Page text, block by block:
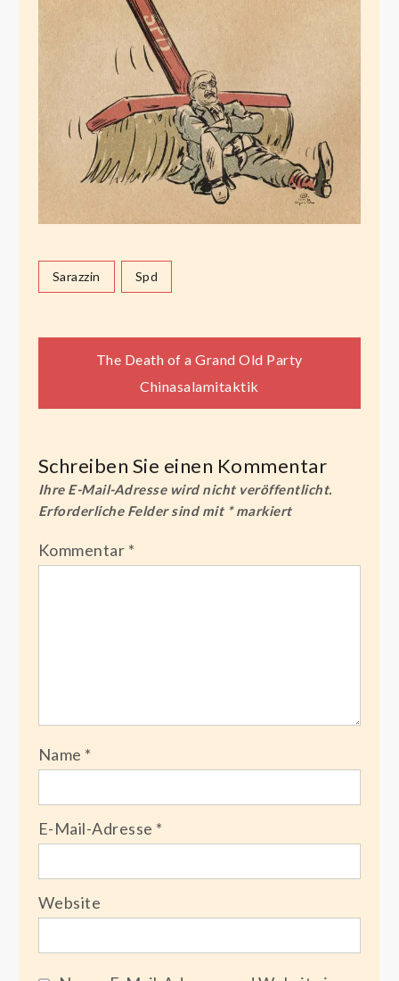
Sarazzin Spd
Beitragsnavigation
The Death of a Grand Old Party
Chinasalamitaktik
Schreiben Sie einen Kommentar
Ihre E-Mail-Adresse wird nicht veröffentlicht.
Erforderliche Felder sind mit *markiert
Kommentar *
Name *
E-Mail-Adresse *
Website